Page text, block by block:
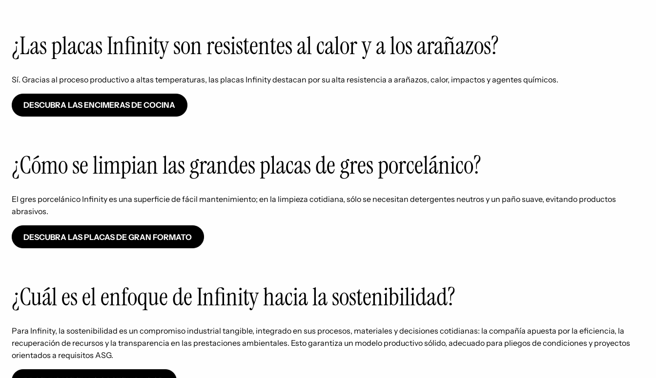
¿Las placas Infinity son resistentes al calor y a los arañazos?
Sí. Gracias al proceso productivo a altas temperaturas, las placas Infinity destacan por su alta resistencia a arañazos, calor, impactos y agentes químicos.
DESCUBRA LAS ENCIMERAS DE COCINA
¿Cómo se limpian las grandes placas de gres porcelánico?
El gres porcelánico Infinity es una superficie de fácil mantenimiento; en la limpieza cotidiana, sólo se necesitan detergentes neutros y un paño suave, evitando productos
abrasivos.
DESCUBRA LAS PLACAS DE GRAN FORMATO
¿Cuál es el enfoque de Infinity hacia la sostenibilidad?
Para Infinity, la sostenibilidad es un compromiso industrial tangible, integrado en sus procesos, materiales y decisiones cotidianas: la compañía apuesta por la eficiencia, la
recuperación de recursos y la transparencia en las prestaciones ambientales. Esto garantiza un modelo productivo sólido, adecuado para pliegos de condiciones y proyectos
orientados a requisitos ASG.